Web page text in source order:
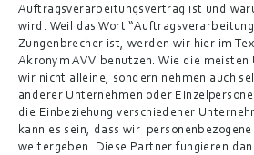
Auftragsverarbeitungsvertrag ist und
wird. Weil das Wort
Zungenbrecher ist, werden wir hier im
Akronym AVV benutzen. Wie die
wir nicht alleine, sondern nehmen auch
anderer Unternehmen oder
die Einbeziehung verschiedener
kann es sein, dass wir
weitergeben. Diese Partner fungieren